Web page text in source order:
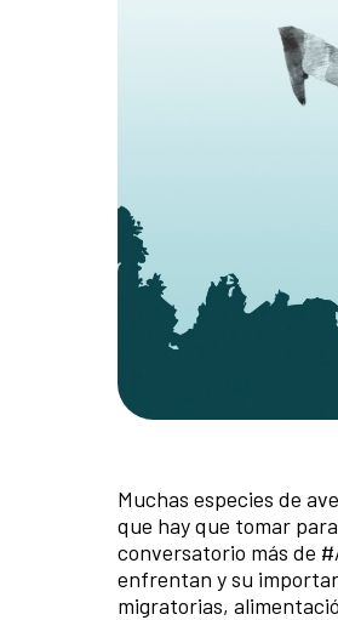
Muchas especies de
que hay que tomar
conversatorio más de
enfrentan y su
migratorias,